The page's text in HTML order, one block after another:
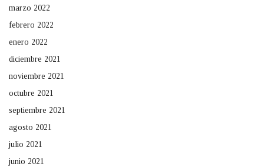
marzo 2022
febrero 2022
enero 2022
diciembre 2021
noviembre 2021
octubre 2021
septiembre 2021
agosto 2021
julio 2021
junio 2021